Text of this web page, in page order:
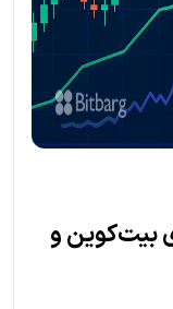
بیت‌کوین و